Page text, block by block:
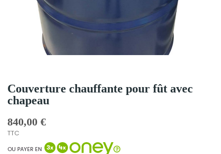
Couverture chauffante pour fût avec
chapeau
840,00 €
TTC
OU PAYER EN